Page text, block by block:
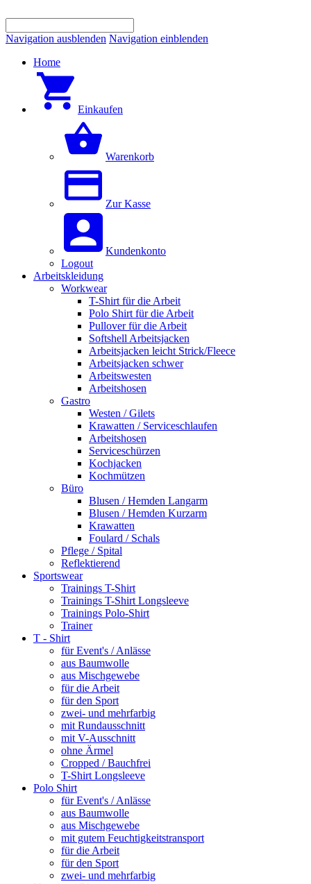
Navigation ausblenden Navigation einblenden
Home
Einkaufen
Warenkorb
Zur Kasse
Kundenkonto
Logout
Arbeitskleidung
Workwear
T-Shirt für die Arbeit
Polo Shirt für die Arbeit
Pullover für die Arbeit
Softshell Arbeitsjacken
Arbeitsjacken leicht Strick/Fleece
Arbeitsjacken schwer
Arbeitswesten
Arbeitshosen
Gastro
Westen / Gilets
Krawatten / Serviceschlaufen
Arbeitshosen
Serviceschürzen
Kochjacken
Kochmützen
Büro
Blusen / Hemden Langarm
Blusen / Hemden Kurzarm
Krawatten
Foulard / Schals
Pflege / Spital
Reflektierend
Sportswear
Trainings T-Shirt
Trainings T-Shirt Longsleeve
Trainings Polo-Shirt
Trainer
T - Shirt
für Event's / Anlässe
aus Baumwolle
aus Mischgewebe
für die Arbeit
für den Sport
zwei- und mehrfarbig
mit Rundausschnitt
mit V-Ausschnitt
ohne Ärmel
Cropped / Bauchfrei
T-Shirt Longsleeve
Polo Shirt
für Event's / Anlässe
aus Baumwolle
aus Mischgewebe
mit gutem Feuchtigkeitstransport
für die Arbeit
für den Sport
zwei- und mehrfarbig